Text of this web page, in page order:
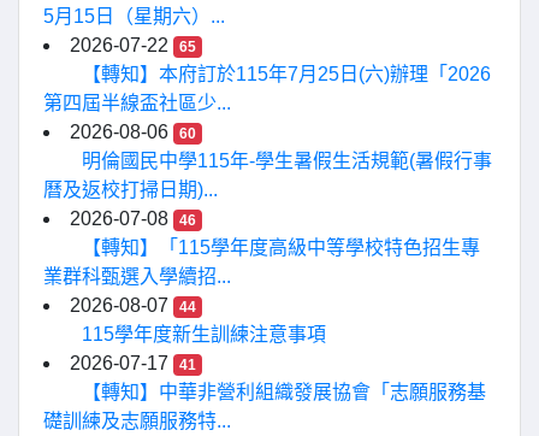
5月15日（星期六）...
2026-07-22
65
【轉知】本府訂於115年7月25日(六)辦理「2026
第四屆半線盃社區少...
2026-08-06
60
明倫國民中學115年-學生暑假生活規範(暑假行事
曆及返校打掃日期)...
2026-07-08
46
【轉知】「115學年度高級中等學校特色招生專
業群科甄選入學續招...
2026-08-07
44
115學年度新生訓練注意事項
2026-07-17
41
【轉知】中華非營利組織發展協會「志願服務基
礎訓練及志願服務特...